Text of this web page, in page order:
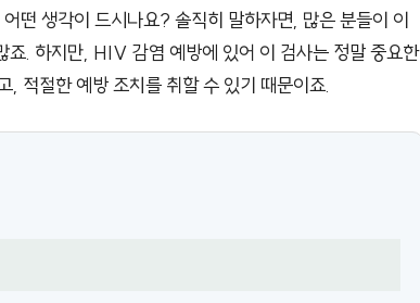
떤 생각이 드시나요? 솔직히 말하자면, 많은 분들이 이
. 하지만, HIV 감염 예방에 있어 이 검사는 정말 중요한
, 적절한 예방 조치를 취할 수 있기 때문이죠.